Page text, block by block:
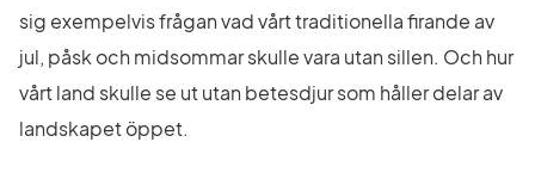
sig exempelvis frågan vad vårt traditionella firande av
jul, påsk och midsommar skulle vara utan sillen. Och hur
vårt land skulle se ut utan betesdjur som håller delar av
landskapet öppet.